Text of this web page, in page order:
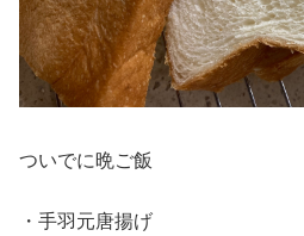
ついでに晩ご飯
・手羽元唐揚げ